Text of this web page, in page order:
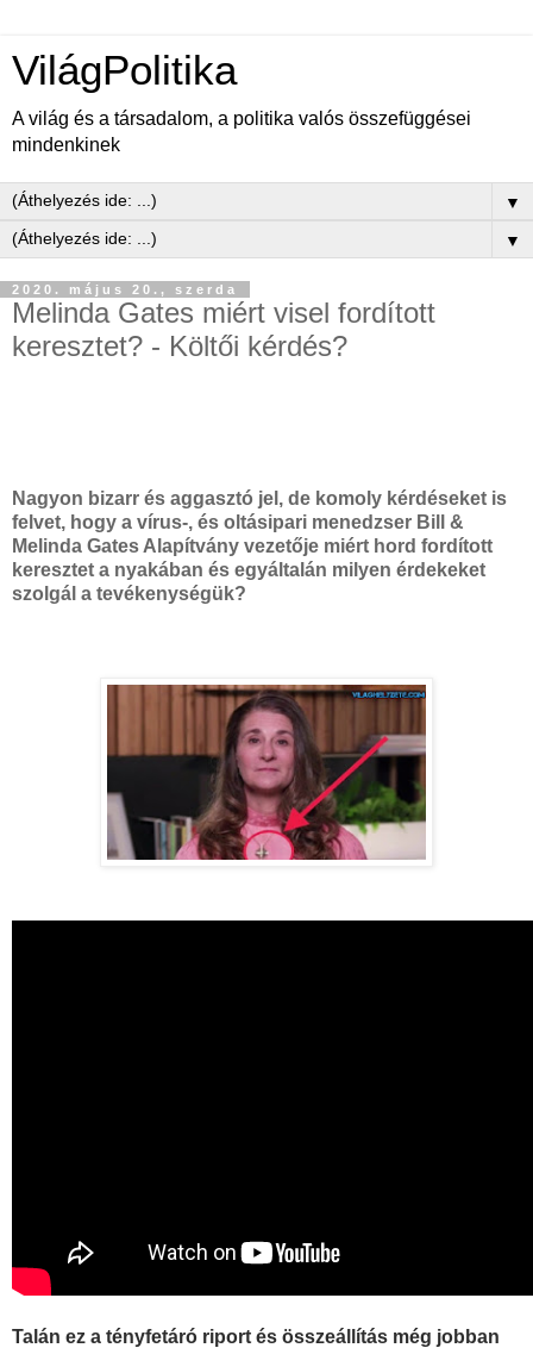
VilágPolitika
A világ és a társadalom, a politika valós összefüggései
mindenkinek
▼
▼
2020. május 20., szerda
Melinda Gates miért visel fordított
keresztet? - Költői kérdés?
Nagyon bizarr és aggasztó jel, de komoly kérdéseket is
felvet, hogy a vírus-, és oltásipari menedzser Bill &
Melinda Gates Alapítvány vezetője miért hord fordított
keresztet a nyakában és egyáltalán milyen érdekeket
szolgál a tevékenységük?
Talán ez a tényfetáró riport és összeállítás még jobban